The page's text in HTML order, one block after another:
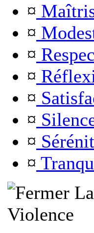
¤
¤
¤
¤
¤
¤
¤
¤
Violence